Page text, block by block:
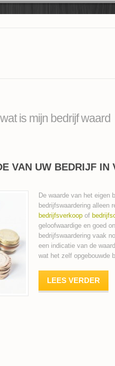
wat is mijn bedrijf waard
VAN UW BEDRIJF IN
De waarde van het eigen
bedrijfswaardering alleen
bedrijfsverkoop of
geloofwaardige en goed
bedrijfswaardering vaak
een indicatie van de
wat het zelf opgebouwde
LEES VERDER